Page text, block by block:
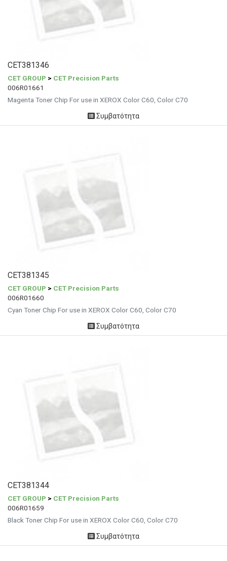
CET381346
CET GROUP > CET Precision Parts
006R01661
Magenta Toner Chip For use in XEROX Color C60, Color C70
Συμβατότητα
CET381345
CET GROUP > CET Precision Parts
006R01660
Cyan Toner Chip For use in XEROX Color C60, Color C70
Συμβατότητα
CET381344
CET GROUP > CET Precision Parts
006R01659
Black Toner Chip For use in XEROX Color C60, Color C70
Συμβατότητα